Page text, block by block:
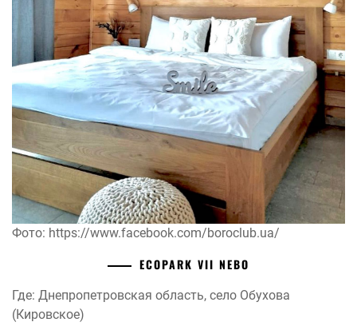
Фото: https://www.facebook.com/boroclub.ua/
ECOPARK VII NEBO
Где: Днепропетровская область, село Обухова
(Кировское)